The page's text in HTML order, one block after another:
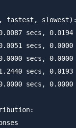
fastest, slowest):